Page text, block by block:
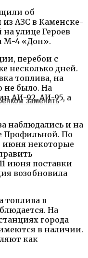
об
из АЗС в Каменске-
улице Героев
М-4 «Дон».
перебои с
несколько дней.
топлива, на
не было. На
АИ-92, АИ-95, а
наблюдались и на
Профильной. По
июня некоторые
июня поставки
возобновила
топлива в
На
города
в наличии.
как
заменить